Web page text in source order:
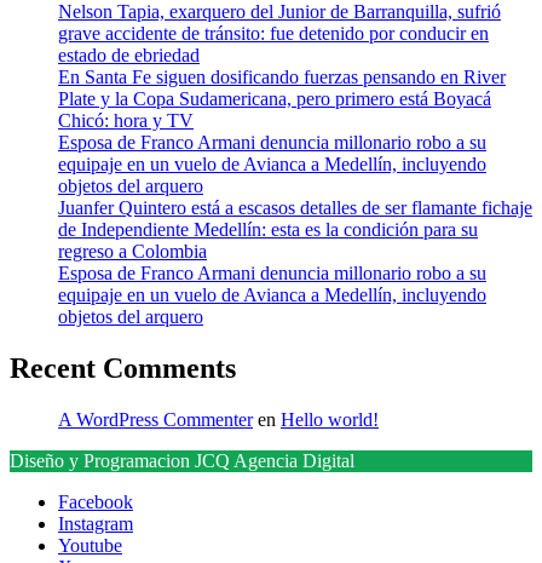
Nelson Tapia, exarquero del Junior de Barranquilla, sufrió
grave accidente de tránsito: fue detenido por conducir en
estado de ebriedad
En Santa Fe siguen dosificando fuerzas pensando en River
Plate y la Copa Sudamericana, pero primero está Boyacá
Chicó: hora y TV
Esposa de Franco Armani denuncia millonario robo a su
equipaje en un vuelo de Avianca a Medellín, incluyendo
objetos del arquero
Juanfer Quintero está a escasos detalles de ser flamante fichaje
de Independiente Medellín: esta es la condición para su
regreso a Colombia
Esposa de Franco Armani denuncia millonario robo a su
equipaje en un vuelo de Avianca a Medellín, incluyendo
objetos del arquero
Recent Comments
A WordPress Commenteren Hello world!
Diseño y Programacion JCQ Agencia Digital
Facebook
Instagram
Youtube